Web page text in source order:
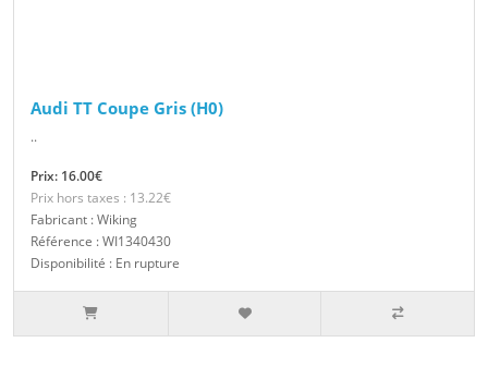
Audi TT Coupe Gris (H0)
..
Prix: 16.00€
Prix hors taxes : 13.22€
Fabricant : Wiking
Référence : WI1340430
Disponibilité : En rupture